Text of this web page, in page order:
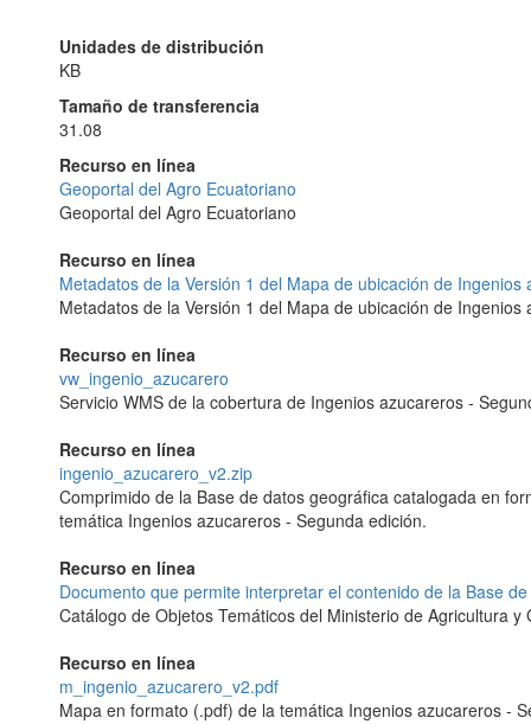
Unidades de distribución
KB
Tamaño de transferencia
31.08
Recurso en línea
Geoportal del Agro Ecuatoriano
Geoportal del Agro Ecuatoriano
Recurso en línea
Metadatos de la Versión 1 del Mapa de ubicación de Ingenios
Metadatos de la Versión 1 del Mapa de ubicación de Ingenios
Recurso en línea
vw_ingenio_azucarero
Servicio WMS de la cobertura de Ingenios azucareros -
Recurso en línea
ingenio_azucarero_v2.zip
Comprimido de la Base de datos geográfica catalogada en
temática Ingenios azucareros - Segunda edición.
Recurso en línea
Documento que permite interpretar el contenido de la Base
Catálogo de Objetos Temáticos del Ministerio de Agricultura y
Recurso en línea
m_ingenio_azucarero_v2.pdf
Mapa en formato (.pdf) de la temática Ingenios azucareros -